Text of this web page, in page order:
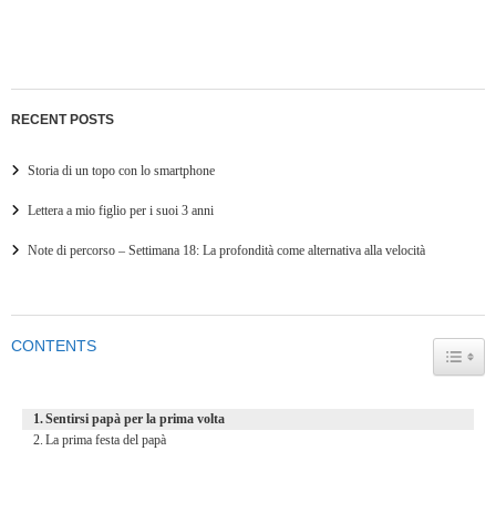
RECENT POSTS
Storia di un topo con lo smartphone
Lettera a mio figlio per i suoi 3 anni
Note di percorso – Settimana 18: La profondità come alternativa alla velocità
CONTENTS
Sentirsi papà per la prima volta
La prima festa del papà